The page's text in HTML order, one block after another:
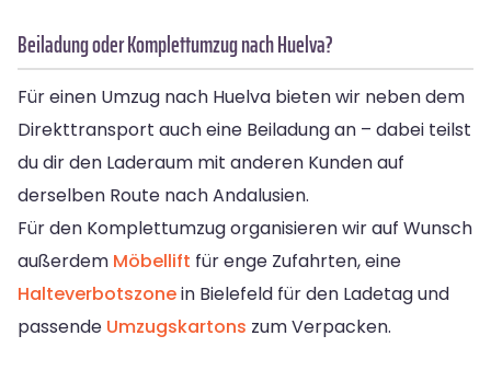
Beiladung oder Komplettumzug nach Huelva?
Für einen Umzug nach Huelva bieten wir neben dem
Direkttransport auch eine Beiladung an – dabei teilst
du dir den Laderaum mit anderen Kunden auf
derselben Route nach Andalusien.
Für den Komplettumzug organisieren wir auf Wunsch
außerdem Möbellift für enge Zufahrten, eine
Halteverbotszonein Bielefeld für den Ladetag und
passende Umzugskartons zum Verpacken.